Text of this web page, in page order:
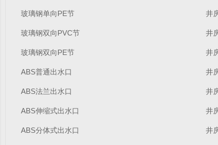
玻璃钢单向PE节
玻璃钢双向PVC节
玻璃钢双向PE节
ABS普通出水口
ABS法兰出水口
ABS伸缩式出水口
ABS分体式出水口
井
井
井
井
井
井
井